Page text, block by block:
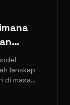
lanskap
di masa